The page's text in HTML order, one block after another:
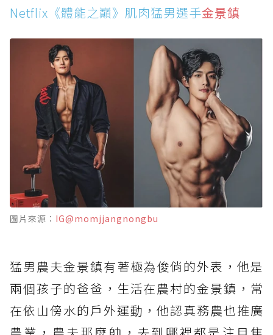
Netflix《體能之巔》肌肉猛男選手金景鎮
圖片來源： IG@momjjangnongbu
猛男農夫金景鎮有著極為俊俏的外表，他是
兩個孩子的爸爸，生活在農村的金景鎮，常
在依山傍水的戶外運動，他認真務農也推廣